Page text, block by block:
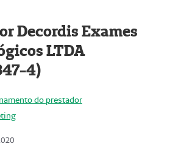
Decordis Exames
LTDA
4)
do prestador